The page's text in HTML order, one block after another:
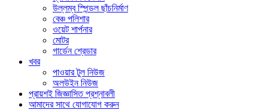
উল্লম্ব স্পিন্ডল ছাঁচনির্মাণ
বেঞ্চ পলিশার
ওয়েট শার্পনার
মোটর
গার্ডেন শ্রেডার
খবর
পাওয়ার টুল নিউজ
অলউইন নিউজ
প্রায়শই জিজ্ঞাসিত প্রশ্নাবলী
আমাদের সাথে যোগাযোগ করুন